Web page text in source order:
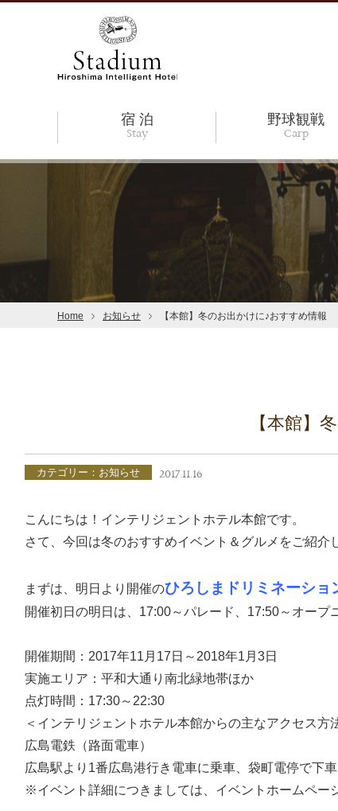
宿 泊
Stay
野球観戦
Carp
Home お知らせ 【本館】冬のお出かけに♪おすすめ情報
【本館】
カテゴリー：お知らせ 2017.11.16
こんにちは！インテリジェントホテル本館です。
さて、今回は冬のおすすめイベント＆グルメをご紹介
まずは、明日より開催のひろしまドリミネーショ
開催初日の明日は、17:00～パレード、17:50～オープ
開催期間：2017年11月17日～2018年1月3日
実施エリア：平和大通り南北緑地帯ほか
点灯時間：17:30～22:30
＜インテリジェントホテル本館からの主なアクセス方
広島電鉄（路面電車）
広島駅より1番広島港行き電車に乗車、袋町電停で下
※イベント詳細につきましては、イベントホームペー